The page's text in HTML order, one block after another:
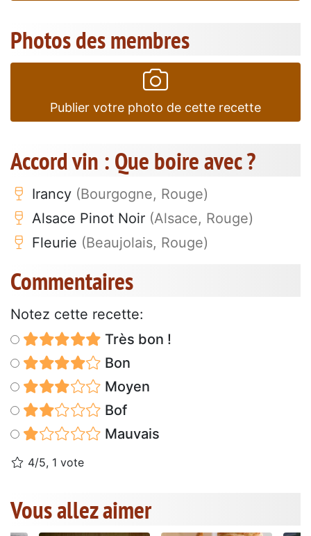
Photos des membres
Publier votre photo de cette recette
Accord vin : Que boire avec ?
Irancy (Bourgogne, Rouge)
Alsace Pinot Noir (Alsace, Rouge)
Fleurie (Beaujolais, Rouge)
Commentaires
Notez cette recette:
Très bon !
Bon
Moyen
Bof
Mauvais
4/5, 1 vote
Vous allez aimer